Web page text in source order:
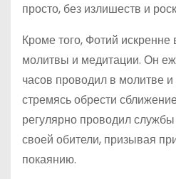
просто, без излишеств и
Кроме того, Фотий искренне
молитвы и медитации. Он
часов проводил в молитве
стремясь обрести
регулярно проводил
своей обители, призывая
покаянию.